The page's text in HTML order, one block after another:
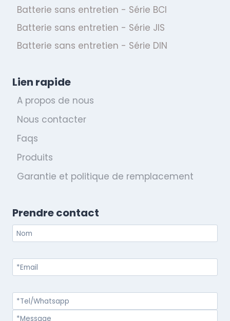
Batterie sans entretien - Série BCI
Batterie sans entretien - Série JIS
Batterie sans entretien - Série DIN
Lien rapide
A propos de nous
Nous contacter
Faqs
Produits
Garantie et politique de remplacement
Prendre contact